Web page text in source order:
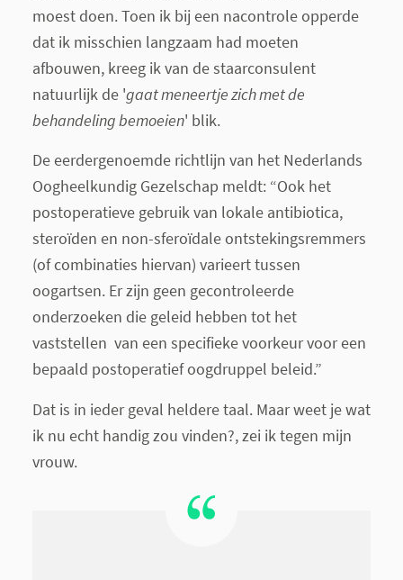
moest doen. Toen ik bij een nacontrole opperde
dat ik misschien langzaam had moeten
afbouwen, kreeg ik van de staarconsulent
natuurlijk de 'gaat meneertje zich met de
behandeling bemoeien' blik.
De eerdergenoemde richtlijn van het Nederlands
Oogheelkundig Gezelschap meldt: “Ook het
postoperatieve gebruik van lokale antibiotica,
steroïden en non-sferoïdale ontstekingsremmers
(of combinaties hiervan) varieert tussen
oogartsen. Er zijn geen gecontroleerde
onderzoeken die geleid hebben tot het
vaststellen van een specifieke voorkeur voor een
bepaald postoperatief oogdruppel beleid.”
Dat is in ieder geval heldere taal. Maar weet je wat
ik nu echt handig zou vinden?, zei ik tegen mijn
vrouw.